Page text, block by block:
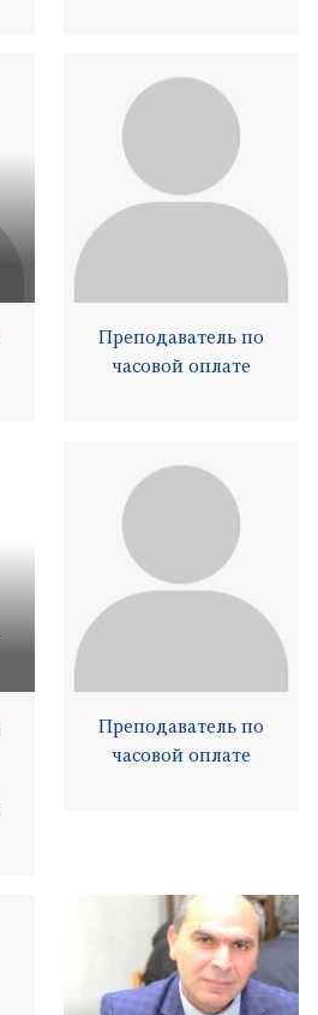
Преподаватель по
часовой оплате
Преподаватель по
часовой оплате